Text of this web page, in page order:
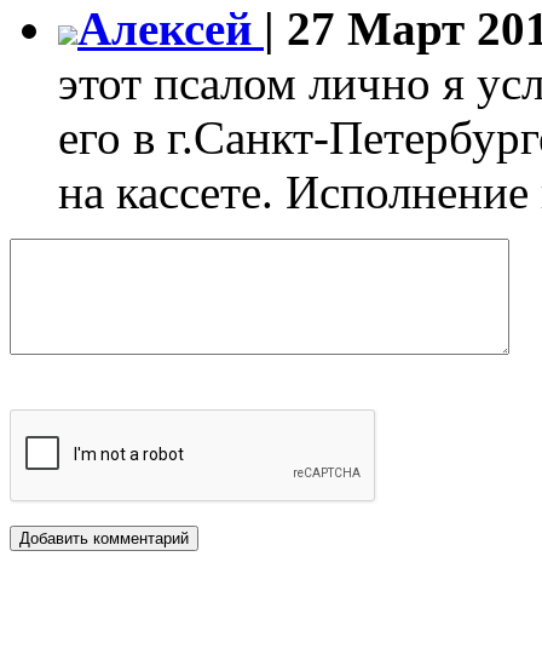
Алексей | 27 Март
этот псалом лично я
его в г.Санкт-
на кассете.